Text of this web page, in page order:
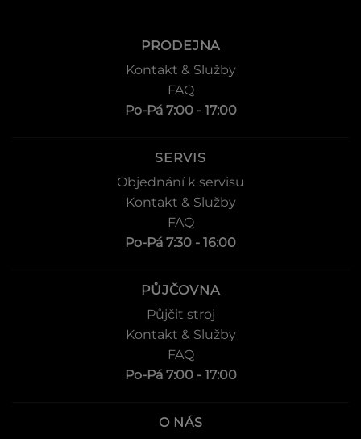
PRODEJNA
Kontakt & Služby
FAQ
Po-Pá 7:00 - 17:00
SERVIS
Objednání k servisu
Kontakt & Služby
FAQ
Po-Pá 7:30 - 16:00
PŮJČOVNA
Půjčit stroj
Kontakt & Služby
FAQ
Po-Pá 7:00 - 17:00
O NÁS